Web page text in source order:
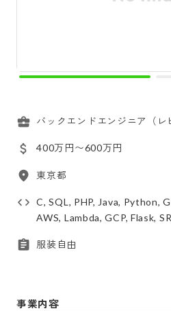
バックエンドエンジニア（レ
400万円〜600万円
東京都
C, SQL, PHP, Java, Python,
AWS, Lambda, GCP, Flask,
服装自由
事業内容